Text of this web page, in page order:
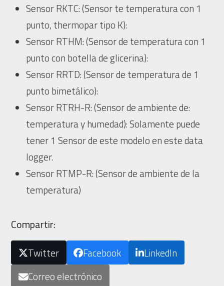
Sensor RKTC: (Sensor te temperatura con 1
punto, thermopar tipo K):
Sensor RTHM: (Sensor de temperatura con 1
punto con botella de glicerina):
Sensor RRTD: (Sensor de temperatura de 1
punto bimetálico):
Sensor RTRH-R: (Sensor de ambiente de:
temperatura y humedad): Solamente puede
tener 1 Sensor de este modelo en este data
logger.
Sensor RTMP-R: (Sensor de ambiente de la
temperatura)
Compartir:
Twitter Facebook
LinkedIn
Correo electrónico